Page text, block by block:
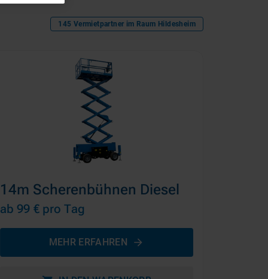
145 Vermietpartner im Raum Hildesheim
14m Scherenbühnen Diesel
ab 99 € pro Tag
MEHR ERFAHREN